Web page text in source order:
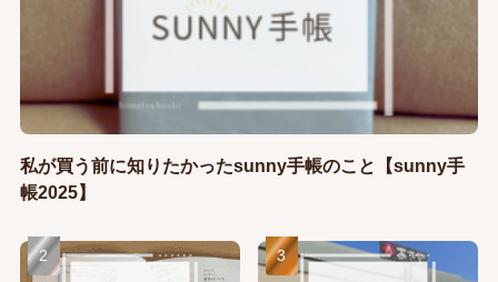
私が買う前に知りたかったsunny手帳のこと【sunny手
帳2025】